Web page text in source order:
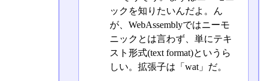
ックを知りたいんだよ。ん
が、WebAssemblyではニーモ
ニックとは言わず、単にテキ
スト形式(text format)というら
しい。拡張子は「wat」だ。